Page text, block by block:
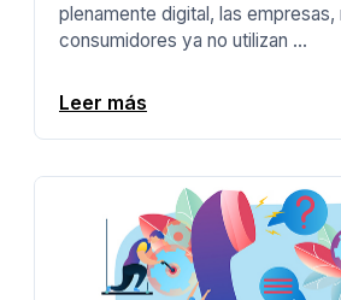
plenamente digital, las empresas,
consumidores ya no utilizan ...
Leer más